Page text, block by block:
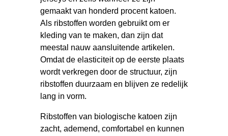
gemaakt van honderd procent katoen.
Als ribstoffen worden gebruikt om er
kleding van te maken, dan zijn dat
meestal nauw aansluitende artikelen.
Omdat de elasticiteit op de eerste plaats
wordt verkregen door de structuur, zijn
ribstoffen duurzaam en blijven ze redelijk
lang in vorm.
Ribstoffen van biologische katoen zijn
zacht, ademend, comfortabel en kunnen